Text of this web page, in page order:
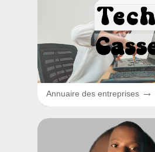
Annuaire des entreprises →